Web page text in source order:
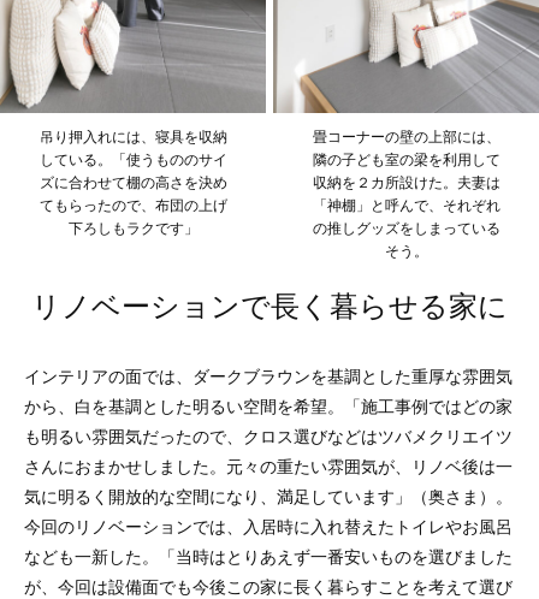
吊り押入れには、寝具を収納
している。「使うもののサイ
ズに合わせて棚の高さを決め
てもらったので、布団の上げ
下ろしもラクです」
畳コーナーの壁の上部には、
隣の子ども室の梁を利用して
収納を２カ所設けた。夫妻は
「神棚」と呼んで、それぞれ
の推しグッズをしまっている
そう。
リノベーションで長く暮らせる家に
インテリアの面では、ダークブラウンを基調とした重厚な雰囲気
から、白を基調とした明るい空間を希望。「施工事例ではどの家
も明るい雰囲気だったので、クロス選びなどはツバメクリエイツ
さんにおまかせしました。元々の重たい雰囲気が、リノベ後は一
気に明るく開放的な空間になり、満足しています」（奥さま）。
今回のリノベーションでは、入居時に入れ替えたトイレやお風呂
なども一新した。「当時はとりあえず一番安いものを選びました
が、今回は設備面でも今後この家に長く暮らすことを考えて選び